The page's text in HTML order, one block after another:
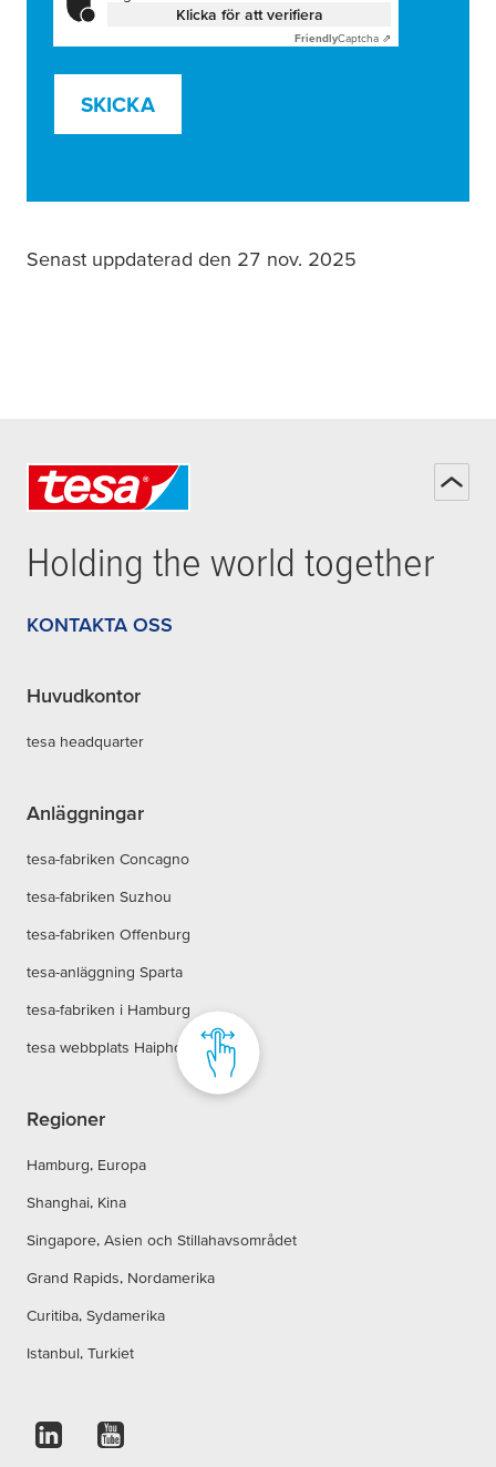
Klicka för att verifiera
FriendlyCaptcha ⇗
SKICKA
Senast uppdaterad den 27 nov. 2025
Holding the world together
KONTAKTA OSS
Huvudkontor
tesa headquarter
Anläggningar
tesa-fabriken Concagno
tesa-fabriken Suzhou
tesa-fabriken Offenburg
tesa-anläggning Sparta
tesa-fabriken i Hamburg
tesa webbplats Haiphong
Regioner
Hamburg, Europa
Shanghai, Kina
Singapore, Asien och Stillahavsområdet
Grand Rapids, Nordamerika
Curitiba, Sydamerika
Istanbul, Turkiet